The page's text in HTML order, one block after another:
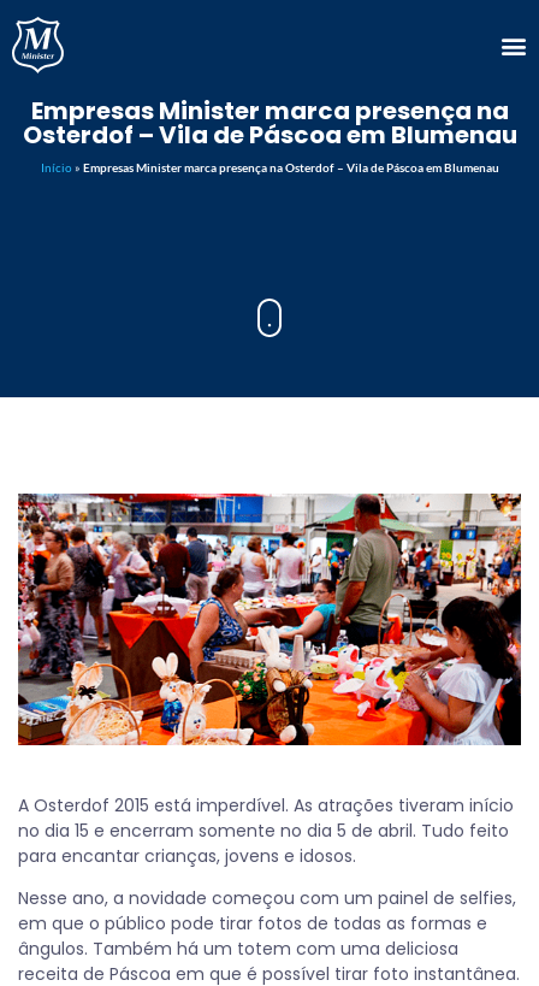
Empresas Minister marca presença na
Osterdof – Vila de Páscoa em Blumenau
Início » Empresas Minister marca presença na Osterdof – Vila de Páscoa em Blumenau
A Osterdof 2015 está imperdível. As atrações tiveram início
no dia 15 e encerram somente no dia 5 de abril. Tudo feito
para encantar crianças, jovens e idosos.
Nesse ano, a novidade começou com um painel de selfies,
em que o público pode tirar fotos de todas as formas e
ângulos. Também há um totem com uma deliciosa
receita de Páscoa em que é possível tirar foto instantânea.